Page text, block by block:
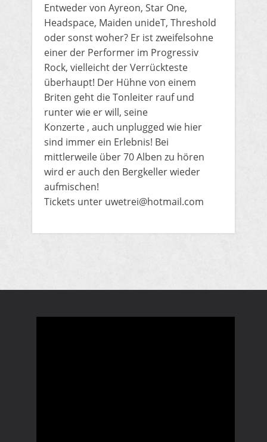
Entweder von Ayreon, Star One,
Headspace, Maiden unideT, Threshold
oder sonst woher? Er ist zweifelsohne
einer der Performer im Progressiv
Rock, vielleicht der Verrückteste
überhaupt! Der Hühne von einem
Briten geht die Tonleiter rauf und
runter wie er will, seine
Konzerte , auch unplugged wie hier
sind immer ein Erlebnis! Bei
mittlerweile über 70 Alben zu hören
wird er auch den Bergkeller wieder
aufmischen!
Tickets unter uwetrei@hotmail.com